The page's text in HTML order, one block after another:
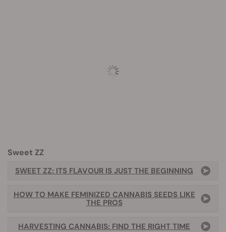
Sweet ZZ
SWEET ZZ: ITS FLAVOUR IS JUST THE BEGINNING
HOW TO MAKE FEMINIZED CANNABIS SEEDS LIKE
THE PROS
HARVESTING CANNABIS: FIND THE RIGHT TIME